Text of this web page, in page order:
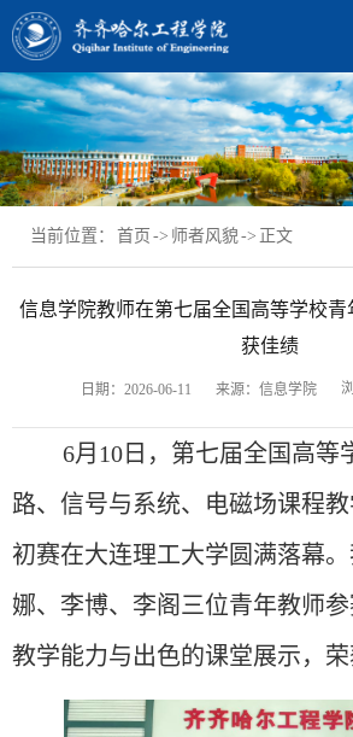
当前位置： 首页 -> 师者风貌-> 正文
信息学院教师在第七届全国高等学校
获佳绩
日期：2026-06-11 来源：信息学院
6月10日 ，第七届全国高等
路、信号与系统、电磁场课程
初赛在大连理工大学圆满落幕
娜、李博、李阁三位青年教师
教学能力与出色的课堂展示，荣